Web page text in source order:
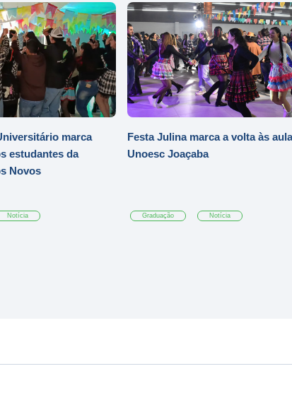
marca
estudantes da
Novos
Notícia
Festa Julina marca a volta às
Unoesc Joaçaba
Graduação Notícia